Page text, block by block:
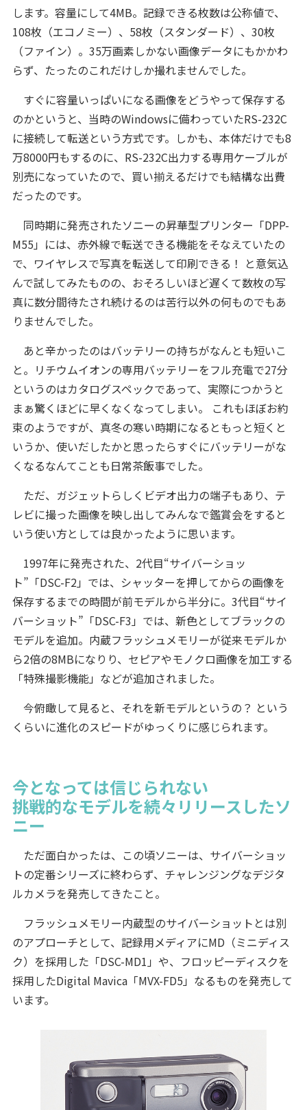
します。容量にして4MB。記録できる枚数は公称値で、
108枚（エコノミー）、58枚（スタンダード）、30枚
（ファイン）。35万画素しかない画像データにもかかわ
らず、たったのこれだけしか撮れませんでした。
すぐに容量いっぱいになる画像をどうやって保存する
のかというと、当時のWindowsに備わっていたRS-232C
に接続して転送という方式です。しかも、本体だけでも8
万8000円もするのに、RS-232C出力する専用ケーブルが
別売になっていたので、買い揃えるだけでも結構な出費
だったのです。
同時期に発売されたソニーの昇華型プリンター「DPP-
M55」には、赤外線で転送できる機能をそなえていたの
で、ワイヤレスで写真を転送して印刷できる！ と意気込
んで試してみたものの、おそろしいほど遅くて数枚の写
真に数分間待たされ続けるのは苦行以外の何ものでもあ
りませんでした。
あと辛かったのはバッテリーの持ちがなんとも短いこ
と。リチウムイオンの専用バッテリーをフル充電で27分
というのはカタログスペックであって、実際につかうと
まぁ驚くほどに早くなくなってしまい。 これもほぼお約
束のようですが、真冬の寒い時期になるともっと短くと
いうか、使いだしたかと思ったらすぐにバッテリーがな
くなるなんてことも日常茶飯事でした。
ただ、ガジェットらしくビデオ出力の端子もあり、テ
レビに撮った画像を映し出してみんなで鑑賞会をすると
いう使い方としては良かったように思います。
1997年に発売された、2代目“サイバーショッ
ト”「DSC-F2」では、シャッターを押してからの画像を
保存するまでの時間が前モデルから半分に。3代目“サイ
バーショット”「DSC-F3」では、新色としてブラックの
モデルを追加。内蔵フラッシュメモリーが従来モデルか
ら2倍の8MBになりり、セピアやモノクロ画像を加工する
「特殊撮影機能」などが追加されました。
今俯瞰して見ると、それを新モデルというの？ という
くらいに進化のスピードがゆっくりに感じられます。
今となっては信じられない
挑戦的なモデルを続々リリースしたソ
ニー
ただ面白かったは、この頃ソニーは、サイバーショッ
トの定番シリーズに終わらず、チャレンジングなデジタ
ルカメラを発売してきたこと。
フラッシュメモリー内蔵型のサイバーショットとは別
のアプローチとして、記録用メディアにMD（ミニディス
ク）を採用した「DSC-MD1」や、フロッピーディスクを
採用したDigital Mavica「MVX-FD5」なるものを発売して
います。